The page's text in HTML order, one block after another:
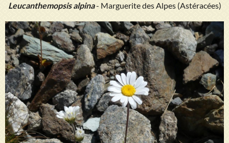
Leucanthemopsis alpina- Marguerite des Alpes (Astéracées)